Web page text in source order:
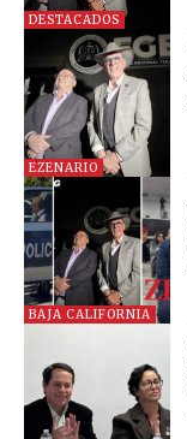
DESTACADOS
EZENARIO
BAJA CALIFORNIA